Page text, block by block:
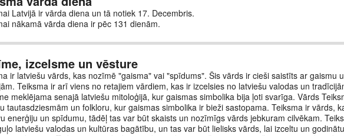
Latvijā ir vārda diena un tā notiek 17. Decembris.
nākamā vārda diena ir pēc 131 dienām.
izcelsme un vēsture
ir latviešu vārds, kas nozīmē "gaisma" vai "spīdums". Šis vārds ir cieši saistīts ar gaismu
Teiksma ir arī viens no retajiem vārdiem, kas ir izcelsies no latviešu valodas un
meklējama senajā latviešu mitoloģijā, kur gaismas simbolika bija ļoti svarīga. Vārds
tautasdziesmām un folkloru, kur gaismas simbolika ir bieži sastopama. Teiksma ir vārds,
enerģiju un spīdumu, tādēļ tas var būt skaists un nozīmīgs vārds jebkuram cilvēkam.
latviešu valodas un kultūras bagātību, un tas var būt lielisks vārds, lai izceltu un